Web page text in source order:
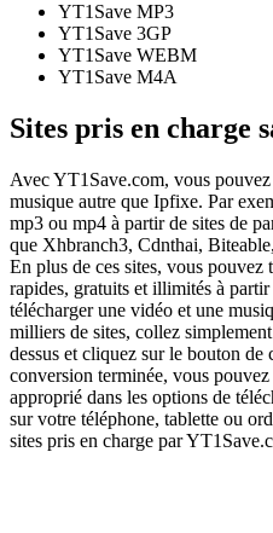
YT1Save MP3
YT1Save 3GP
YT1Save WEBM
YT1Save M4A
Sites pris en charge
Avec YT1Save.com, vous
musique autre que Ipfixe. Par
mp3 ou mp4 à partir de sites de
que Xhbranch3, Cdnthai,
En plus de ces sites, vous pouvez
rapides, gratuits et illimités à
télécharger une vidéo et une
milliers de sites, collez
dessus et cliquez sur le bouton
conversion terminée, vous
approprié dans les options de
sur votre téléphone, tablette ou
sites pris en charge par